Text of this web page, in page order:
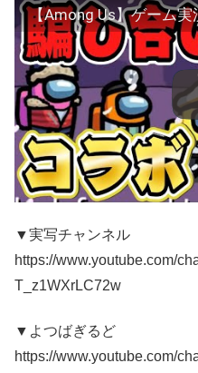
▼実写チャンネル
https://www.youtube.com/
T_z1WXrLC72w
▼よつばぎるど
https://www.youtube.com/